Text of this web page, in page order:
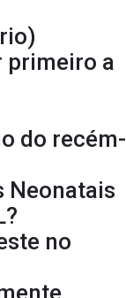
primeiro a
do recém-
Neonatais
no